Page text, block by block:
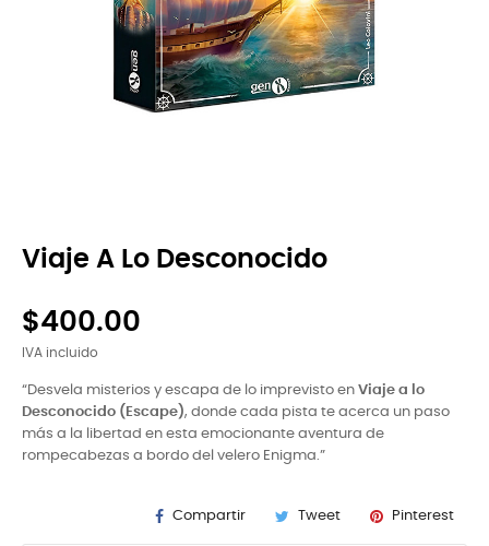
Viaje A Lo Desconocido
$400.00
IVA incluido
“Desvela misterios y escapa de lo imprevisto en Viaje a lo
Desconocido (Escape), donde cada pista te acerca un paso
más a la libertad en esta emocionante aventura de
rompecabezas a bordo del velero Enigma.”
Compartir Tweet Pinterest